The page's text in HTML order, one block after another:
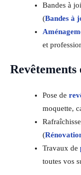
Bandes à
(Bandes à
et
Pose de
moquette,
(
Travaux de
toutes vos